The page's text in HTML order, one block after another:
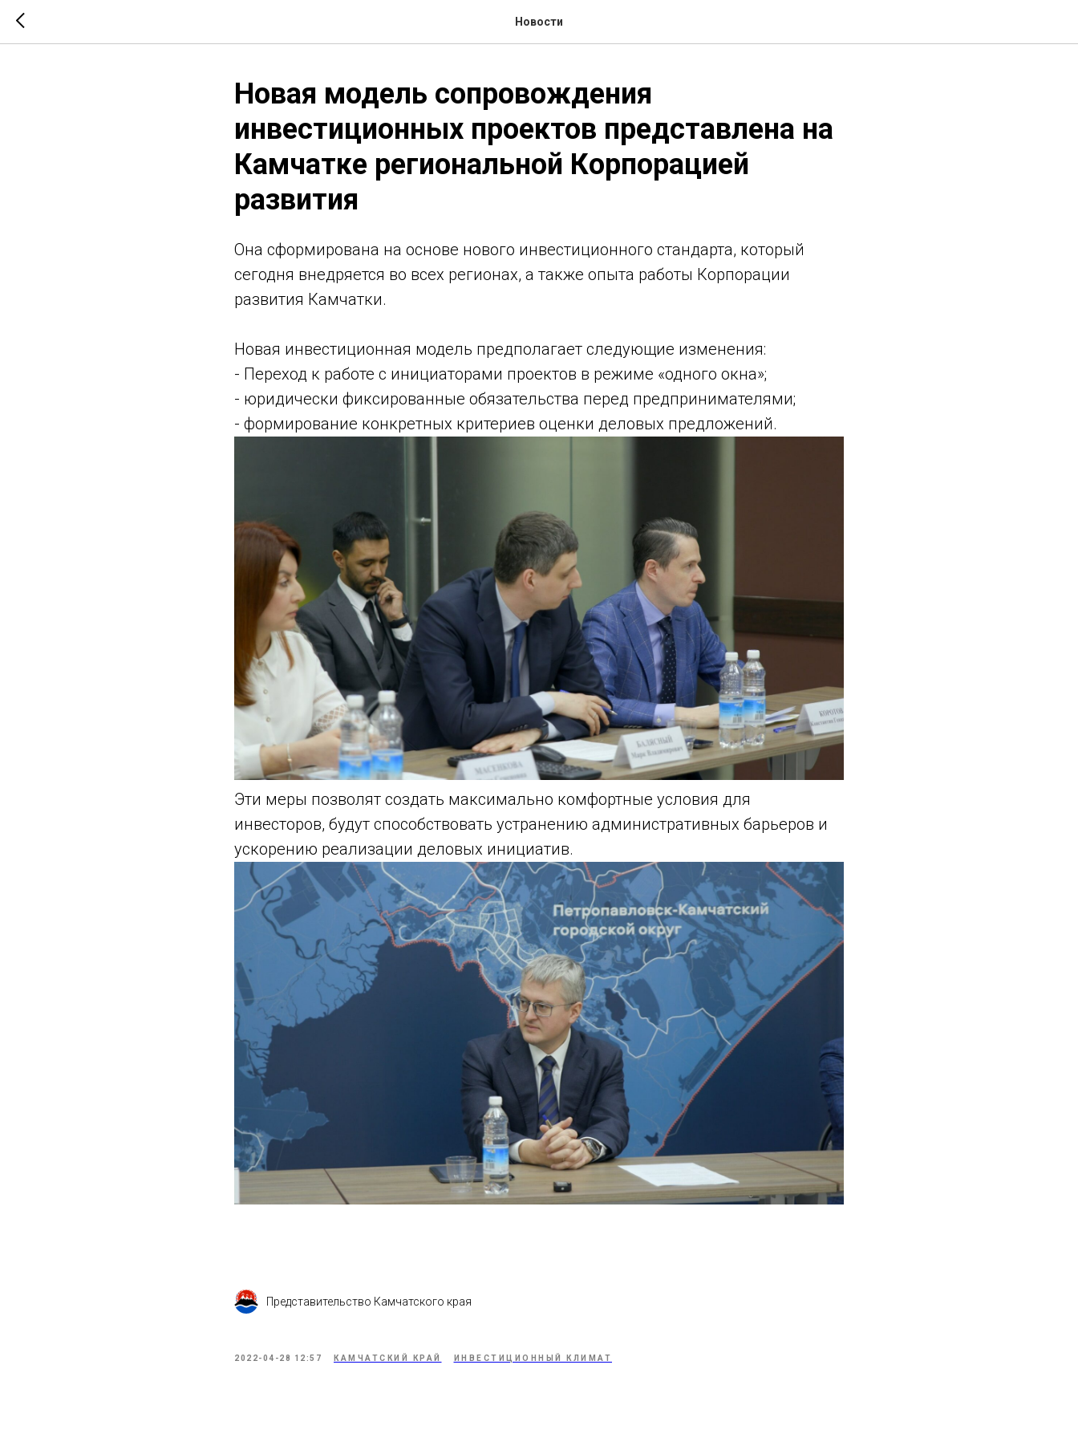
Новости
Новая модель сопровождения
инвестиционных проектов представлена на
Камчатке региональной Корпорацией
развития
Она сформирована на основе нового инвестиционного стандарта, который
сегодня внедряется во всех регионах, а также опыта работы Корпорации
развития Камчатки.
Новая инвестиционная модель предполагает следующие изменения:
- Переход к работе с инициаторами проектов в режиме «одного окна»;
- юридически фиксированные обязательства перед предпринимателями;
- формирование конкретных критериев оценки деловых предложений.
Эти меры позволят создать максимально комфортные условия для
инвесторов, будут способствовать устранению административных барьеров и
ускорению реализации деловых инициатив.
Представительство Камчатского края
2022-04-28 12:57 КАМЧАТСКИЙ КРАЙ ИНВЕСТИЦИОННЫЙ КЛИМАТ